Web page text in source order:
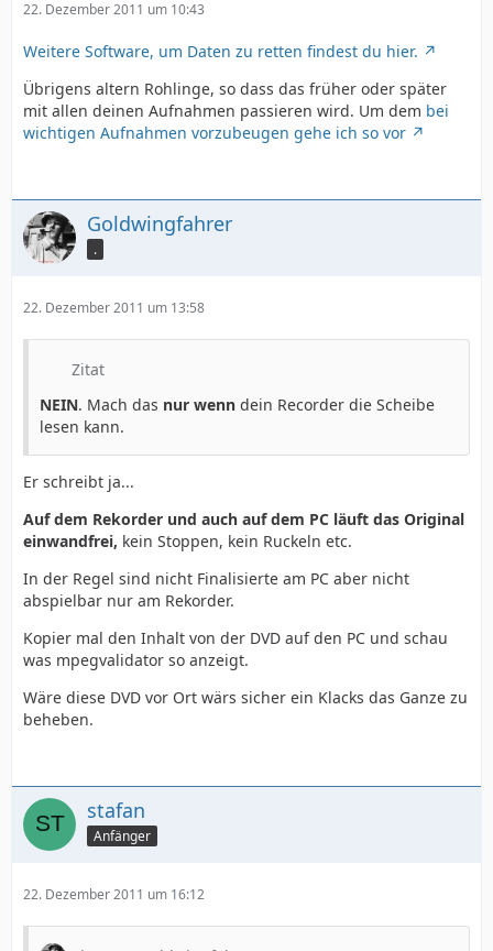
22. Dezember 2011 um 10:43
Weitere Software, um Daten zu retten findest du hier.
Übrigens altern Rohlinge, so dass das früher oder später
mit allen deinen Aufnahmen passieren wird. Um dem bei
wichtigen Aufnahmen vorzubeugen gehe ich so vor
Goldwingfahrer
.
22. Dezember 2011 um 13:58
Zitat
NEIN. Mach das nur wenn dein Recorder die Scheibe
lesen kann.
Er schreibt ja...
Auf dem Rekorder und auch auf dem PC läuft das Original
einwandfrei, kein Stoppen, kein Ruckeln etc.
In der Regel sind nicht Finalisierte am PC aber nicht
abspielbar nur am Rekorder.
Kopier mal den Inhalt von der DVD auf den PC und schau
was mpegvalidator so anzeigt.
Wäre diese DVD vor Ort wärs sicher ein Klacks das Ganze zu
beheben.
stafan
Anfänger
22. Dezember 2011 um 16:12